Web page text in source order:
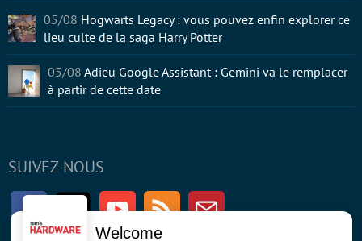
SUIVEZ-NOUS
FacebookTwitter Youtube RSS Newsletter
05/08 Hogwarts Legacy : vous pouvez enfin explorer ce
lieu culte de la saga Harry Potter
05/08 Adieu Google Assistant : Gemini va le remplacer
à partir de cette date
Welcome